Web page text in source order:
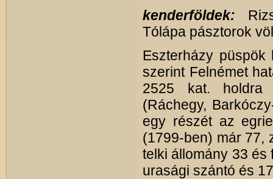
kenderföldek:
Tólápa pásztorok
Eszterházy püspök
szerint Felnémet
2525 kat. holdra
(Ráchegy,
egy részét az
(1799-ben) már 77,
telki állomány 33 és
urasági szántó és